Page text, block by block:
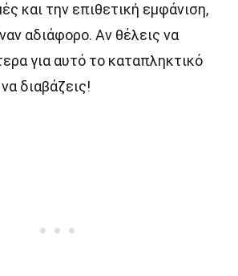
και την επιθετική εμφάνιση,
αδιάφορο. Αν θέλεις να
για αυτό το καταπληκτικό
διαβάζεις!